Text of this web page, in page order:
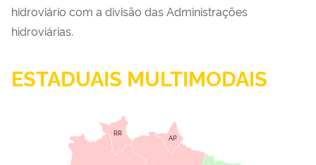
hidroviário com a divisão das Administrações
hidroviárias.
ESTADUAIS MULTIMODAIS
AP
RR